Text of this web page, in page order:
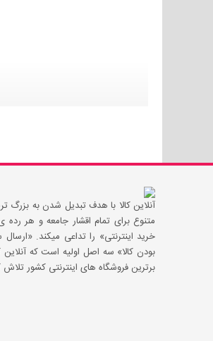
آنلاین کالا با هدف تبدیل شدن به بزرگ
متنوع برای تمام اقشار جامعه و هر
خرید اینترنتی» را تداعی میکند.
بودن کالا» سه اصل اولیه است که
برترین فروشگاه های اینترنتی کشور تلاش